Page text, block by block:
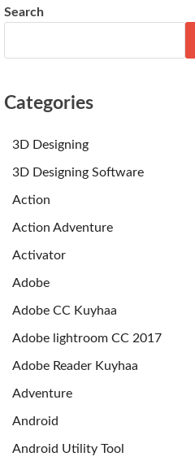
Search
Categories
3D Designing
3D Designing Software
Action
Action Adventure
Activator
Adobe
Adobe CC Kuyhaa
Adobe lightroom CC 2017
Adobe Reader Kuyhaa
Adventure
Android
Android Utility Tool